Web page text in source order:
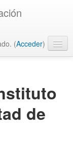
(Acceder)
de